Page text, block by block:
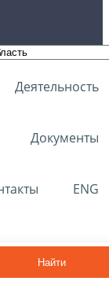
Деятельность
Документы
ENG
Найти